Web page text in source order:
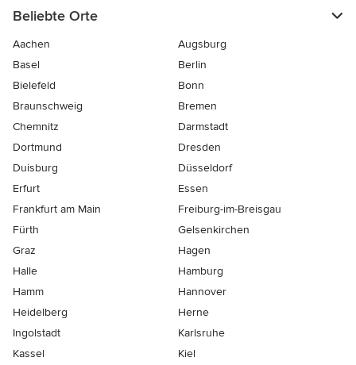
Beliebte Orte
Aachen
Augsburg
Basel
Berlin
Bielefeld
Bonn
Braunschweig
Bremen
Chemnitz
Darmstadt
Dortmund
Dresden
Duisburg
Düsseldorf
Erfurt
Essen
Frankfurt am Main
Freiburg-im-Breisgau
Fürth
Gelsenkirchen
Graz
Hagen
Halle
Hamburg
Hamm
Hannover
Heidelberg
Herne
Ingolstadt
Karlsruhe
Kassel
Kiel